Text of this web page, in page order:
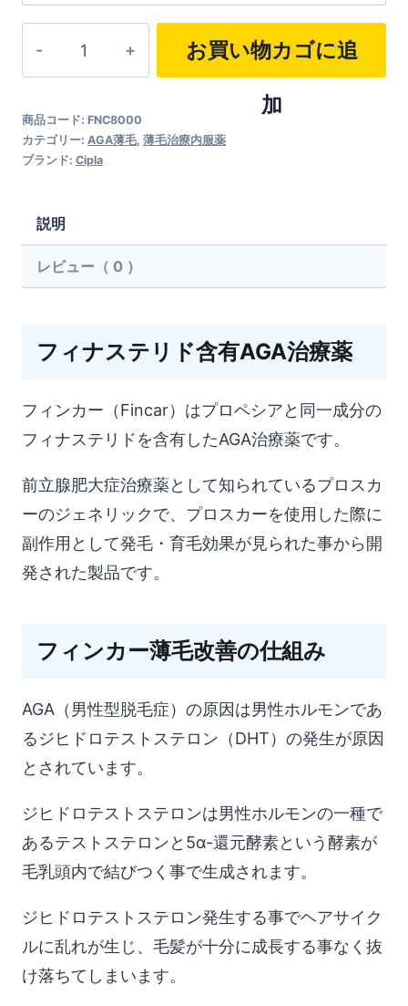
カ
ー
ロ
ス
リ
ッ
ク）
お買い物カゴに追
加
商品コード: FNC8000
カテゴリー: AGA薄毛, 薄毛治療内服薬
ブランド: Cipla
説明
レビュー（ 0 ）
フィナステリド含有AGA治療薬
フィンカー（Fincar）はプロペシアと同一成分の
フィナステリドを含有したAGA治療薬です。
前立腺肥大症治療薬として知られているプロスカ
ーのジェネリックで、プロスカーを使用した際に
副作用として発毛・育毛効果が見られた事から開
発された製品です。
フィンカー薄毛改善の仕組み
AGA（男性型脱毛症）の原因は男性ホルモンであ
るジヒドロテストステロン（DHT）の発生が原因
とされています。
ジヒドロテストステロンは男性ホルモンの一種で
あるテストステロンと5α-還元酵素という酵素が
毛乳頭内で結びつく事で生成されます。
ジヒドロテストステロン発生する事でヘアサイク
ルに乱れが生じ、毛髪が十分に成長する事なく抜
け落ちてしまいます。